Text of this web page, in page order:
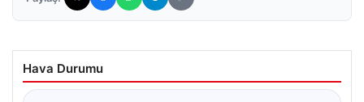
Hava Durumu